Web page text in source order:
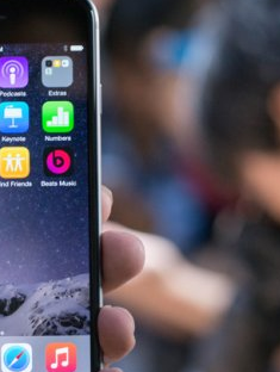
นแล้ว
จากการวิจัยพบว่า ตอนนี้มีผู้ใช้งาน
นเดือนกันยายนที่ผ่านมา โดยมีผู้ใช้
ทั้งหมด 4 ล้านคน